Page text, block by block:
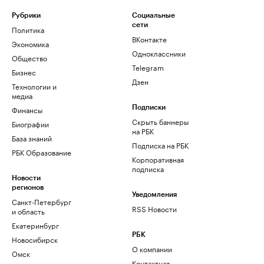
Рубрики
Политика
Экономика
Общество
Бизнес
Технологии и
медиа
Финансы
Биографии
База знаний
РБК Образование
Новости
регионов
Санкт-Петербург
и область
Екатеринбург
Новосибирск
Омск
Социальные
сети
ВКонтакте
Одноклассники
Telegram
Дзен
Подписки
Скрыть баннеры
на РБК
Подписка на РБК
Корпоративная
подписка
Уведомления
RSS Новости
РБК
О компании